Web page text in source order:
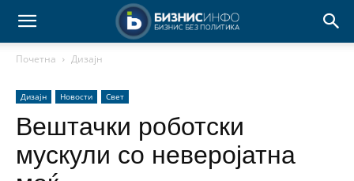
Почетна Дизајн
Дизајн Новости Свет
Вештачки роботски
мускули со неверојатна